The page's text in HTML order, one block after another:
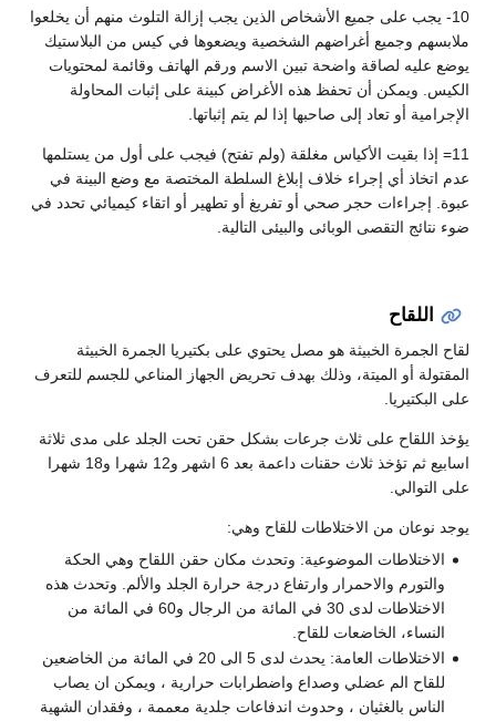
10- يجب على جميع الأشخاص الذين يجب إزالة التلوث منهم أن يخلعوا
ملابسهم وجميع أغراضهم الشخصية ويضعوها في كيس من البلاستيك
يوضع عليه لصاقة واضحة تبين الاسم ورقم الهاتف وقائمة لمحتويات
الكيس. ويمكن أن تحفظ هذه الأغراض كبينة على إثبات المحاولة
الإجرامية أو تعاد إلى صاحبها إذا لم يتم إثباتها.
11= إذا بقيت الأكياس مغلقة (ولم تفتح) فيجب على أول من يستلمها
عدم اتخاذ أي إجراء خلاف إبلاغ السلطة المختصة مع وضع البينة في
عبوة. إجراءات حجر صحي أو تفريغ أو تطهير أو اتقاء كيميائي تحدد في
ضوء نتائج التقصى الوبائى والبيئى التالية.
اللقاح
لقاح الجمرة الخبيثة هو مصل يحتوي على بكتيريا الجمرة الخبيثة
المقتولة أو الميتة، وذلك بهدف تحريض الجهاز المناعي للجسم للتعرف
على البكتيريا.
يؤخذ اللقاح على ثلاث جرعات بشكل حقن تحت الجلد على مدى ثلاثة
اسابيع ثم تؤخذ ثلاث حقنات داعمة بعد 6 اشهر و12 شهرا و18 شهرا
على التوالي.
يوجد نوعان من الاختلاطات للقاح وهي:
الاختلاطات الموضوعية: وتحدث مكان حقن اللقاح وهي الحكة
والتورم والاحمرار وارتفاع درجة حرارة الجلد والألم. وتحدث هذه
الاختلاطات لدى 30 في المائة من الرجال و60 في المائة من
النساء، الخاضعات للقاح.
الاختلاطات العامة: يحدث لدى 5 الى 20 في المائة من الخاضعين
للقاح الم عضلي وصداع واضطرابات حرارية ، ويمكن ان يصاب
الناس بالغثيان ، وحدوث اندفاعات جلدية معممة ، وفقدان الشهية